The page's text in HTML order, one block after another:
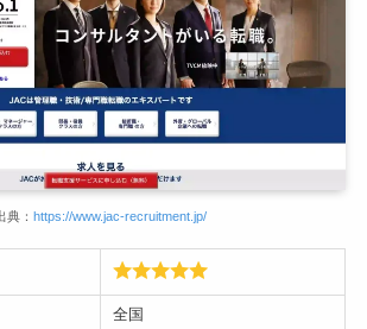
典：https://www.jac-recruitment.jp/
全国